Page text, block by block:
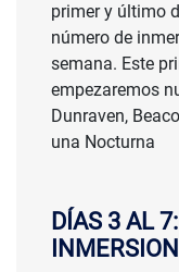
primer y último
número de
semana. Este
empezaremos
Dunraven,
una Nocturna
DÍAS 3 AL